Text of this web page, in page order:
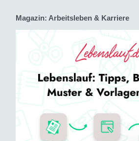
Magazin: Arbeitsleben & Karriere